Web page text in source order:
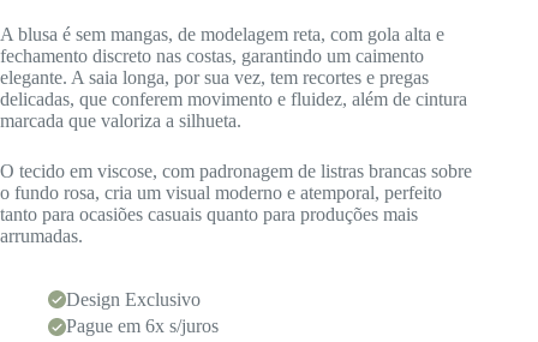
A blusa é sem mangas, de modelagem reta, com gola alta e
fechamento discreto nas costas, garantindo um caimento
elegante. A saia longa, por sua vez, tem recortes e pregas
delicadas, que conferem movimento e fluidez, além de cintura
marcada que valoriza a silhueta.
O tecido em viscose, com padronagem de listras brancas sobre
o fundo rosa, cria um visual moderno e atemporal, perfeito
tanto para ocasiões casuais quanto para produções mais
arrumadas.
Design Exclusivo
Pague em 6x s/juros